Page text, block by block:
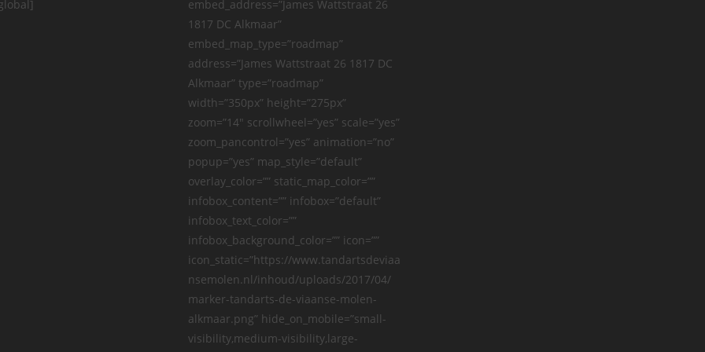
embed_address=”James Wattstraat 26
1817 DC Alkmaar”
embed_map_type=”roadmap”
address=”James Wattstraat 26 1817 DC
Alkmaar” type=”roadmap”
width=”350px” height=”275px”
zoom=”14″ scrollwheel=”yes” scale=”yes”
zoom_pancontrol=”yes” animation=”no”
popup=”yes” map_style=”default”
overlay_color=”” static_map_color=””
infobox_content=”” infobox=”default”
infobox_text_color=””
infobox_background_color=”” icon=””
icon_static=”https://www.tandartsdeviaa
nsemolen.nl/inhoud/uploads/2017/04/
marker-tandarts-de-viaanse-molen-
alkmaar.png” hide_on_mobile=”small-
visibility,medium-visibility,large-